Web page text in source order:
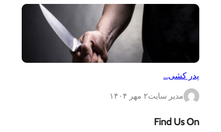
پدر کشی…
مدیر سایت۲ مهر ۱۴۰۴
Find Us On